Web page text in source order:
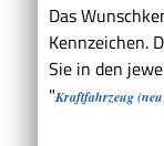
Das
Kennzeichen.
Sie in den
"Kraftfahrzeug